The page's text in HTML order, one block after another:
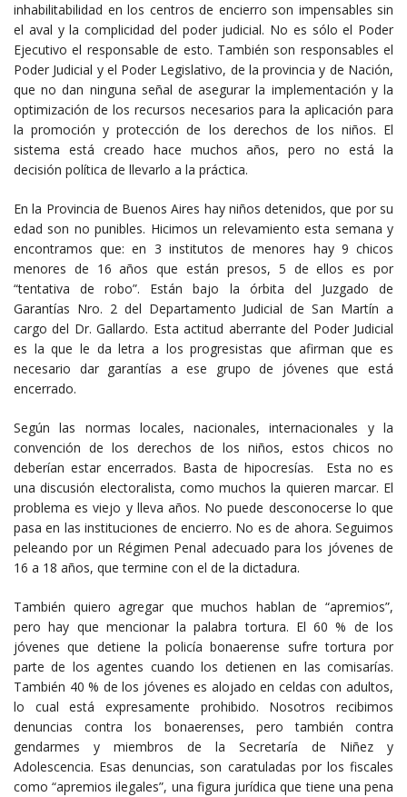
inhabilitabilidad en los centros de encierro son impensables sin
el aval y la complicidad del poder judicial. No es sólo el Poder
Ejecutivo el responsable de esto. También son responsables el
Poder Judicial y el Poder Legislativo, de la provincia y de Nación,
que no dan ninguna señal de asegurar la implementación y la
optimización de los recursos necesarios para la aplicación para
la promoción y protección de los derechos de los niños. El
sistema está creado hace muchos años, pero no está la
decisión política de llevarlo a la práctica.
En la Provincia de Buenos Aires hay niños detenidos, que por su
edad son no punibles. Hicimos un relevamiento esta semana y
encontramos que: en 3 institutos de menores hay 9 chicos
menores de 16 años que están presos, 5 de ellos es por
“tentativa de robo”. Están bajo la órbita del Juzgado de
Garantías Nro. 2 del Departamento Judicial de San Martín a
cargo del Dr. Gallardo. Esta actitud aberrante del Poder Judicial
es la que le da letra a los progresistas que afirman que es
necesario dar garantías a ese grupo de jóvenes que está
encerrado.
Según las normas locales, nacionales, internacionales y la
convención de los derechos de los niños, estos chicos no
deberían estar encerrados. Basta de hipocresías. Esta no es
una discusión electoralista, como muchos la quieren marcar. El
problema es viejo y lleva años. No puede desconocerse lo que
pasa en las instituciones de encierro. No es de ahora. Seguimos
peleando por un Régimen Penal adecuado para los jóvenes de
16 a 18 años, que termine con el de la dictadura.
También quiero agregar que muchos hablan de “apremios”,
pero hay que mencionar la palabra tortura. El 60 % de los
jóvenes que detiene la policía bonaerense sufre tortura por
parte de los agentes cuando los detienen en las comisarías.
También 40 % de los jóvenes es alojado en celdas con adultos,
lo cual está expresamente prohibido. Nosotros recibimos
denuncias contra los bonaerenses, pero también contra
gendarmes y miembros de la Secretaría de Niñez y
Adolescencia. Esas denuncias, son caratuladas por los fiscales
como “apremios ilegales”, una figura jurídica que tiene una pena